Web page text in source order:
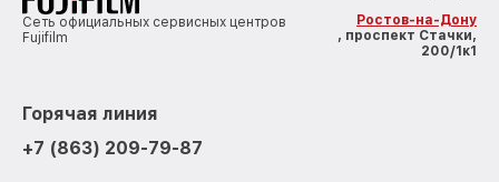
Сеть официальных сервисных центров
Fujifilm
Ростов-на-Дону
, проспект Стачки,
200/1к1
Горячая линия
+7 (863) 209-79-87